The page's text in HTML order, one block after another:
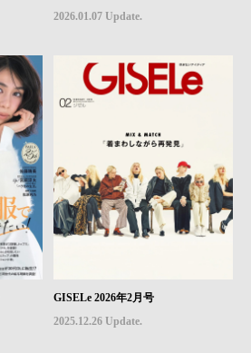
2026.01.07 Update.
GISELe 2026年2月号
2025.12.26 Update.